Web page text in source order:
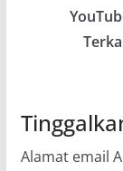
Alamat email